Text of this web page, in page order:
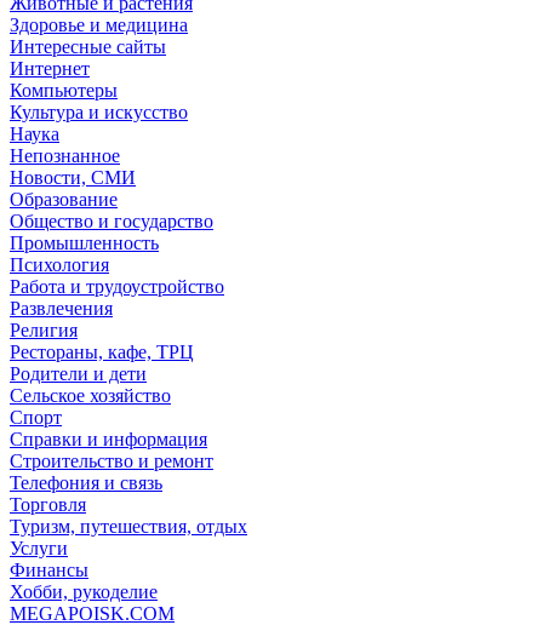
Здоровье и медицина
Интересные сайты
Интернет
Компьютеры
Культура и искусство
Наука
Непознанное
Новости, СМИ
Образование
Общество и государство
Промышленность
Психология
Работа и трудоустройство
Развлечения
Религия
Рестораны, кафе, ТРЦ
Родители и дети
Сельское хозяйство
Спорт
Справки и информация
Строительство и ремонт
Телефония и связь
Торговля
Туризм, путешествия, отдых
Услуги
Финансы
Хобби, рукоделие
MEGAPOISK.COM